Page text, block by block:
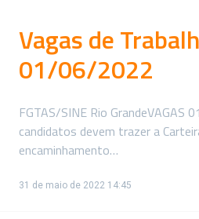
Vagas de
01/06/2022
FGTAS/SINE Rio GrandeVAGAS
candidatos devem trazer a
encaminhamento…
31 de maio de 2022 14:45